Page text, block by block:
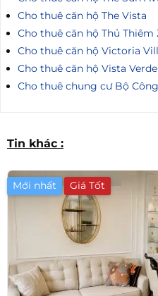
Cho thuê căn hộ The Vista
Cho thuê căn hộ Thủ Thiêm
Cho thuê căn hộ Victoria
Cho thuê căn hộ Vista Verde
Cho thuê chung cư Bộ
Tin khác :
Mới nhất